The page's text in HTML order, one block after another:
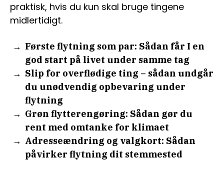
praktisk, hvis du kun skal bruge tingene
midlertidigt.
Første flytning som par: Sådan får I en
god start på livet under samme tag
Slip for overflødige ting – sådan undgår
du unødvendig opbevaring under
flytning
Grøn flytterengøring: Sådan gør du
rent med omtanke for klimaet
Adresseændring og valgkort: Sådan
påvirker flytning dit stemmested